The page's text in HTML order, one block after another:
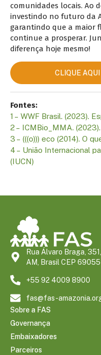
comunidades locais. Ao
investindo no futuro da
garantindo que a maior
continue a prosperar.
diferença hoje mesmo!
CLIQUE
Fontes:
1 – WWF Brasil. (2023).
2 – ICMBio _MMA.
3 – (((o))) eco (2014). O
4 – União Internacional
(IUCN)
Rua Álvaro Braga,
AM, Brasil CEP
+55 92 4009 8900
fas@fas-
Sobre a FAS
Governança
Embaixadores
Parceiros